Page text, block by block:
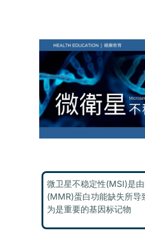
微卫星不稳定性(MSI)是
(MMR)蛋白功能缺失所导
为是重要的基因标记物